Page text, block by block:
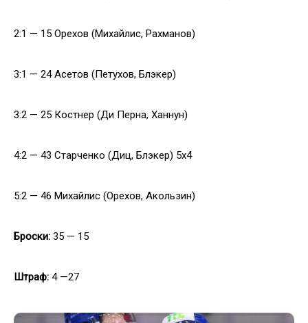
2:1 — 15 Орехов (Михайлис, Рахманов)
3:1 — 24 Асетов (Петухов, Блэкер)
3:2 — 25 Костнер (Ди Перна, Ханнун)
4:2 — 43 Старченко (Диц, Блэкер) 5x4
5:2 — 46 Михайлис (Орехов, Акользин)
Броски: 35 — 15
Штраф: 4 —27